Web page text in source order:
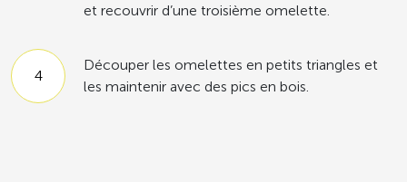
et recouvrir d’une troisième omelette.
Découper les omelettes en petits triangles et
les maintenir avec des pics en bois.